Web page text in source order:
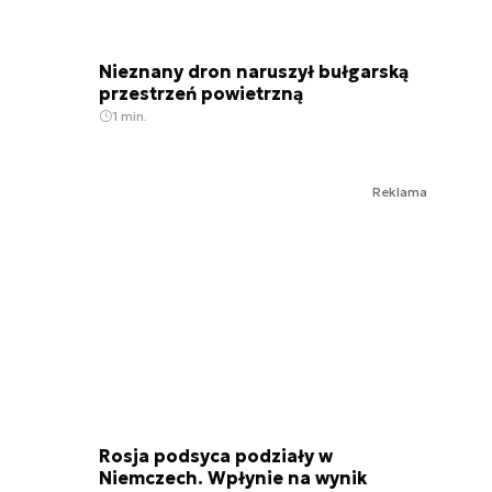
Nieznany dron naruszył bułgarską
przestrzeń powietrzną
1 min.
Reklama
Rosja podsyca podziały w
Niemczech. Wpłynie na wynik